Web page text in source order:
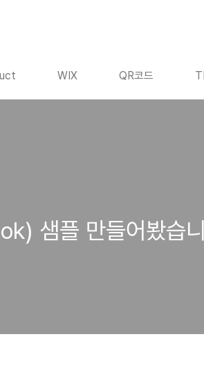
WIX QR코드
샘플 만들어봤습